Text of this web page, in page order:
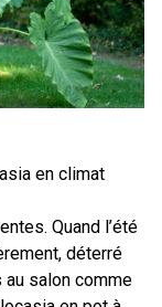
en climat
Quand l’été
déterré
salon comme